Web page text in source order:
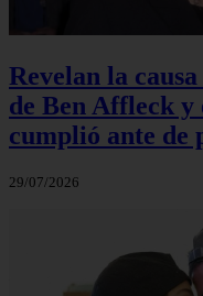
Revelan la
de Ben Affleck y
cumplió ante de
29/07/2026